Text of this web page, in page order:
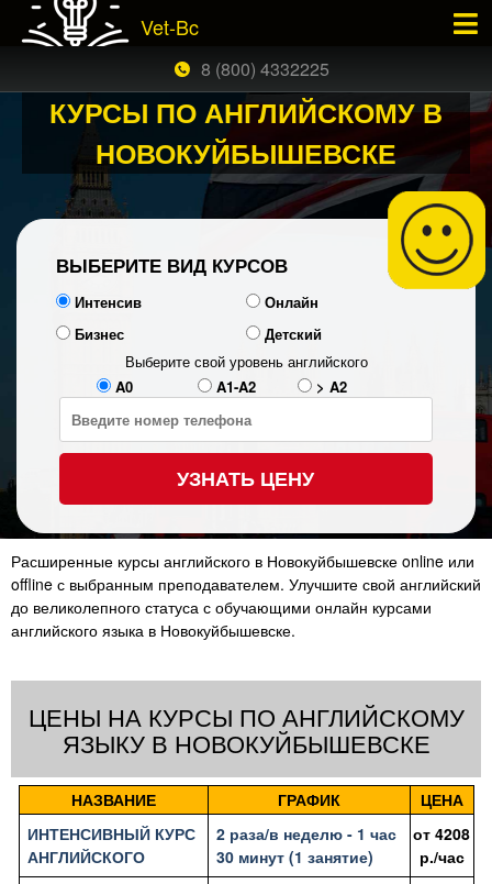
Vet-Bc
8 (800) 4332225
КУРСЫ ПО АНГЛИЙСКОМУ В
НОВОКУЙБЫШЕВСКЕ
ВЫБЕРИТЕ ВИД КУРСОВ
Интенсив
Онлайн
Бизнес
Детский
Выберите свой уровень английского
A0
A1-A2 > A2
УЗНАТЬ ЦЕНУ
Расширенные курсы английского в Новокуйбышевске online или
offline с выбранным преподавателем. Улучшите свой английский
до великолепного статуса с обучающими онлайн курсами
английского языка в Новокуйбышевске.
ЦЕНЫ НА КУРСЫ ПО АНГЛИЙСКОМУ
ЯЗЫКУ В НОВОКУЙБЫШЕВСКЕ
НАЗВАНИЕ ГРАФИК
ЦЕНА
ИНТЕНСИВНЫЙ КУРС
АНГЛИЙСКОГО
2 раза/в неделю - 1 час
30 минут (1 занятие)
от 4208
р./час
ЗАКАЗАТЬ БЕСПЛАТНЫЙ ЗВОНОК ×